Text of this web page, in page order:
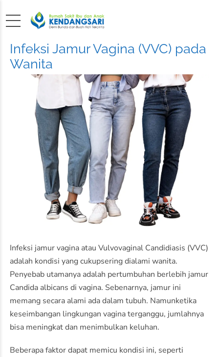
Infeksi Jamur Vagina (VVC) pada
Wanita
Infeksi jamurvagina atau Vulvovaginal Candidiasis (VVC)
adalah kondisi yangcukupseringdialami wanita.
Penyebab utamanya adalah pertumbuhan berlebih jamur
Candida albicans di vagina. Sebenarnya, jamur ini
memang secara alami adadalam tubuh. Namunketika
keseimbangan lingkungan vaginaterganggu, jumlahnya
bisa meningkatdan menimbulkan keluhan.
Beberapafaktordapat memicu kondisi ini, seperti